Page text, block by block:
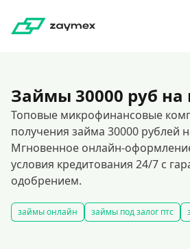
Займы 30000 руб на
Топовые микрофинансовые
получения займа 30000 рублей
Мгновенное онлайн-
условия кредитования 24/7 с
одобрением.
займы онлайн займы под залог птс